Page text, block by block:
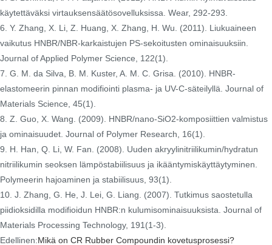
käytettäväksi virtauksensäätösovelluksissa. Wear, 292-293.
6. Y. Zhang, X. Li, Z. Huang, X. Zhang, H. Wu. (2011). Liukuaineen
vaikutus HNBR/NBR-karkaistujen PS-sekoitusten ominaisuuksiin.
Journal of Applied Polymer Science, 122(1).
7. G. M. da Silva, B. M. Kuster, A. M. C. Grisa. (2010). HNBR-
elastomeerin pinnan modifiointi plasma- ja UV-C-säteilyllä. Journal of
Materials Science, 45(1).
8. Z. Guo, X. Wang. (2009). HNBR/nano-SiO2-komposiittien valmistus
ja ominaisuudet. Journal of Polymer Research, 16(1).
9. H. Han, Q. Li, W. Fan. (2008). Uuden akryylinitriilikumin/hydratun
nitriilikumin seoksen lämpöstabiilisuus ja ikääntymiskäyttäytyminen.
Polymeerin hajoaminen ja stabiilisuus, 93(1).
10. J. Zhang, G. He, J. Lei, G. Liang. (2007). Tutkimus saostetulla
piidioksidilla modifioidun HNBR:n kulumisominaisuuksista. Journal of
Materials Processing Technology, 191(1-3).
Edellinen:Mikä on CR Rubber Compoundin kovetusprosessi?